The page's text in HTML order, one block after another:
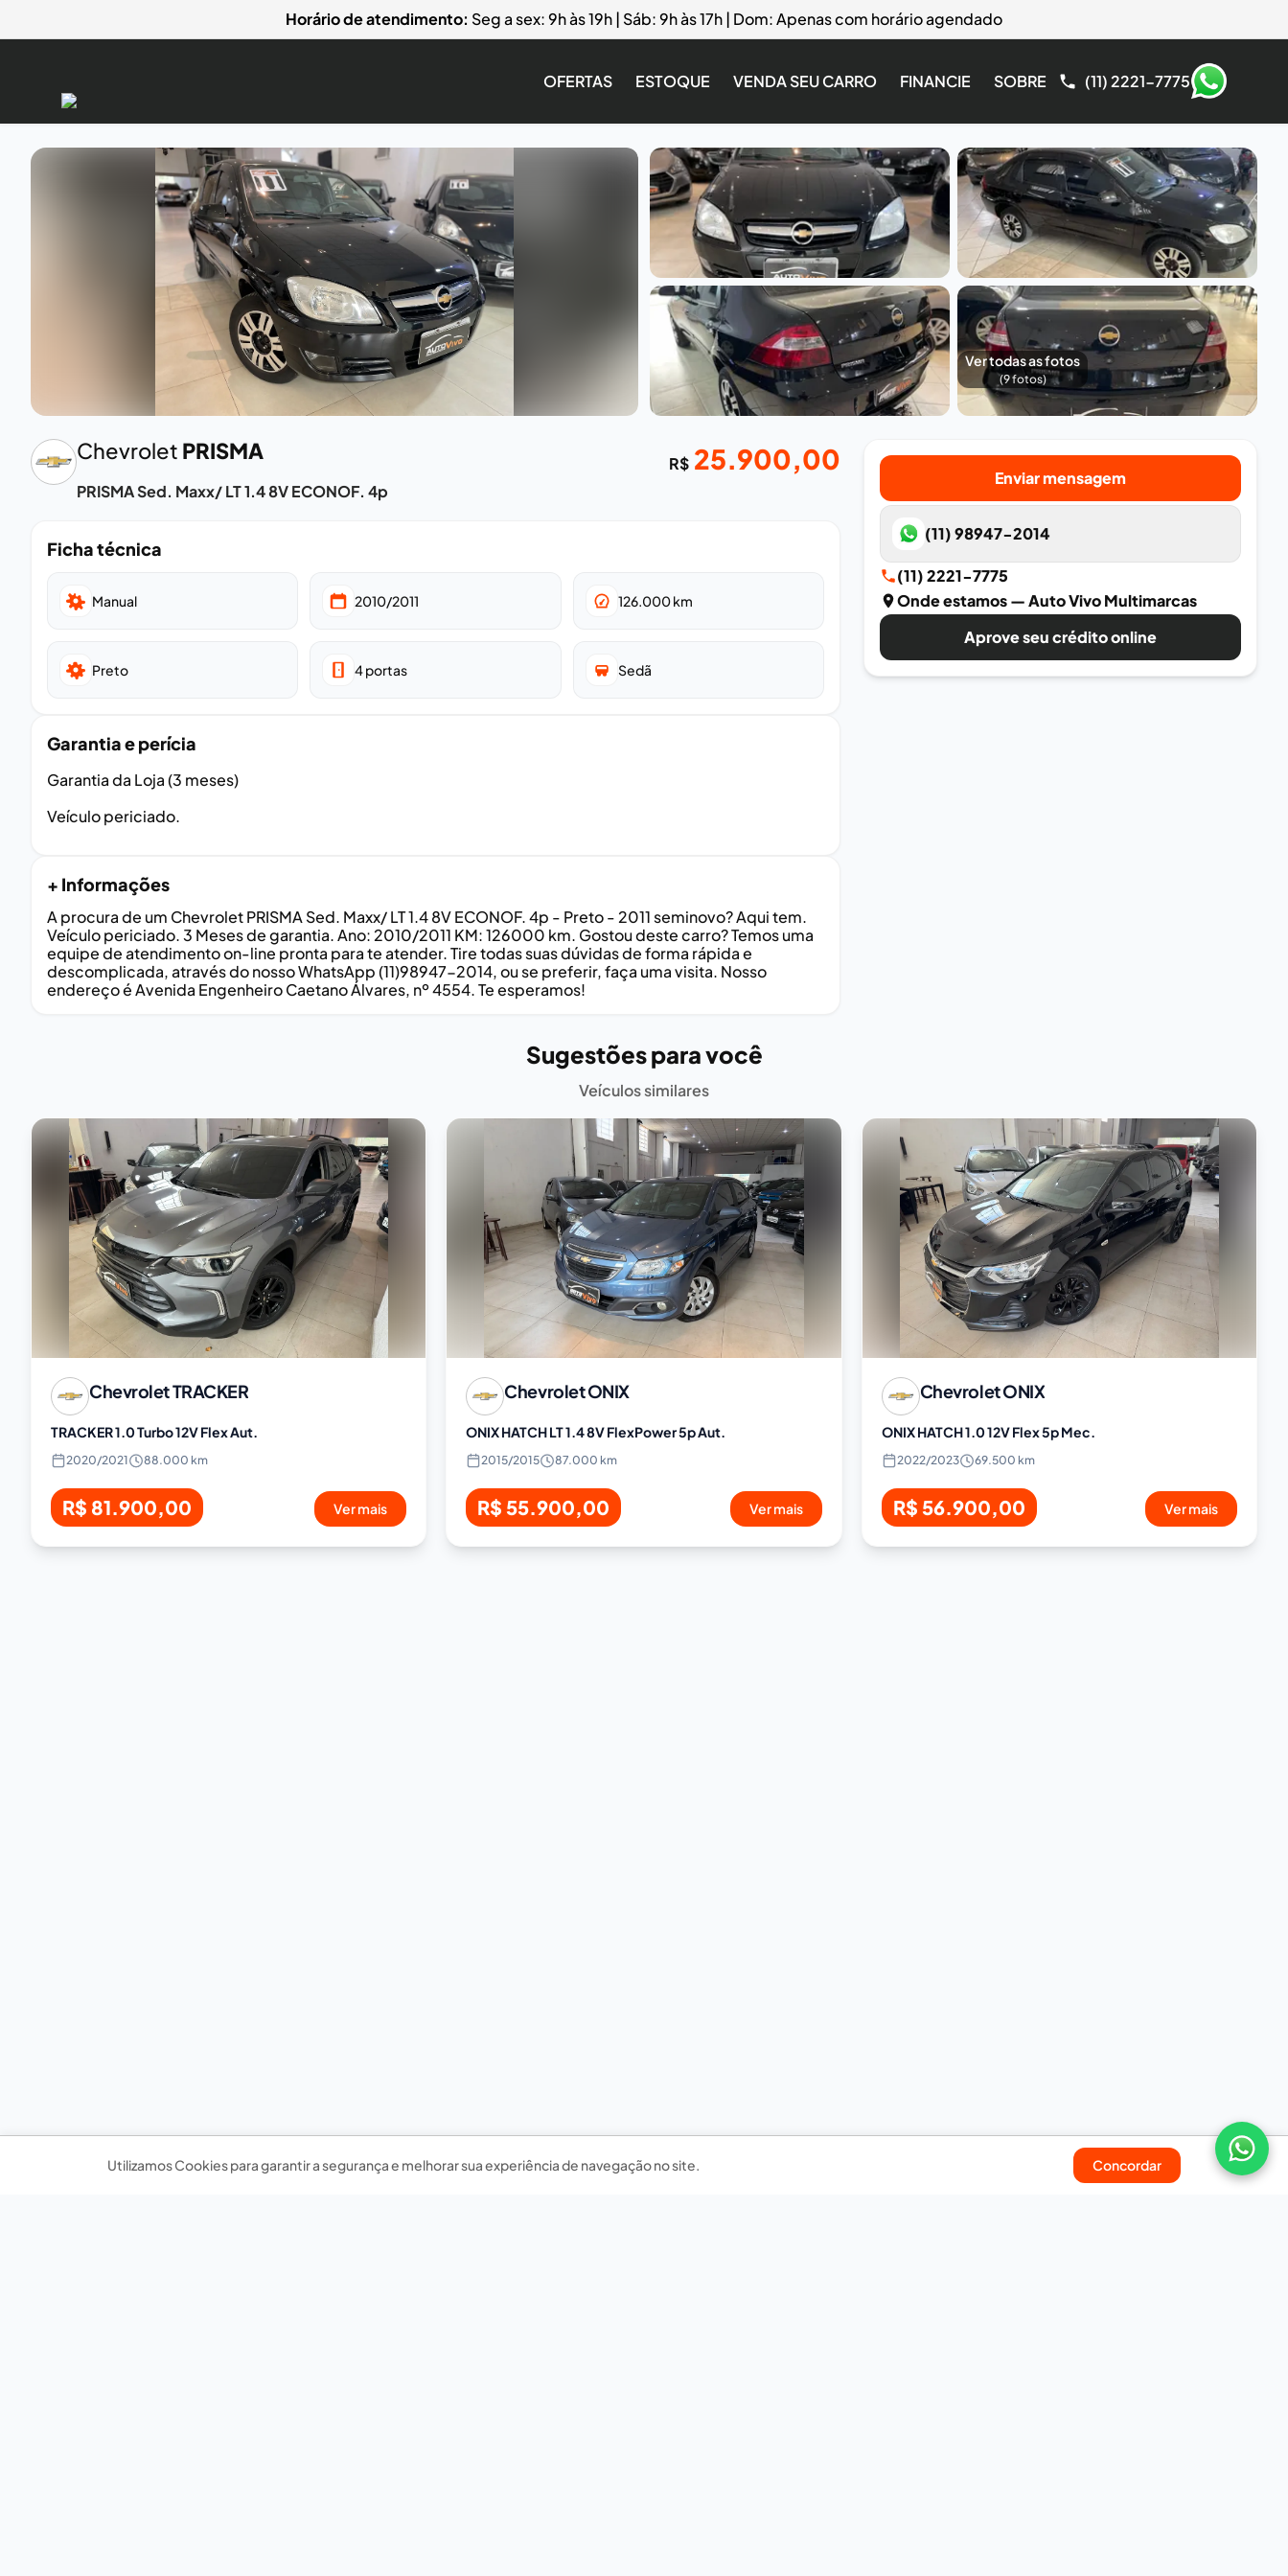
Horário de atendimento: Seg a sex: 9h às 19h | Sáb: 9h às 17h | Dom: Apenas com horário agendado
OFERTAS ESTOQUE VENDA SEU CARRO FINANCIE SOBRE (11) 2221-7775
Ver todas as fotos
(9fotos)
Chevrolet PRISMA
PRISMA Sed. Maxx/ LT 1.4 8V ECONOF. 4p
R$ 25.900,00
Ficha técnica
Manual 2010/2011 126.000km
Preto 4portas Sedã
Garantia e perícia
Garantia da Loja (3 meses)
Veículo periciado.
+ Informações
A procura de um Chevrolet PRISMA Sed. Maxx/ LT 1.4 8V ECONOF. 4p - Preto - 2011 seminovo? Aqui tem.
Veículo periciado. 3 Meses de garantia. Ano: 2010/2011 KM: 126000 km. Gostou deste carro? Temos uma
equipe de atendimento on-line pronta para te atender. Tire todas suas dúvidas de forma rápida e
descomplicada, através do nosso WhatsApp (11)98947-2014, ou se preferir, faça uma visita. Nosso
endereço é Avenida Engenheiro Caetano Álvares, nº 4554. Te esperamos!
Enviar mensagem
(11) 98947-2014
(11) 2221-7775
Onde estamos— Auto Vivo Multimarcas
Aprove seu crédito online
Sugestões para você
Veículos similares
ChevroletTRACKER
TRACKER 1.0 Turbo 12V Flex Aut.
2020/2021 88.000 km
R$ 81.900,00 Ver mais
ChevroletONIX
ONIX HATCH LT 1.4 8V FlexPower 5p Aut.
2015/2015 87.000 km
R$ 55.900,00 Ver mais
ChevroletONIX
ONIX HATCH 1.0 12V Flex 5p Mec.
2022/2023 69.500 km
R$ 56.900,00 Ver mais
Utilizamos Cookies para garantir a segurança e melhorar sua experiência de navegação no site. Concordar